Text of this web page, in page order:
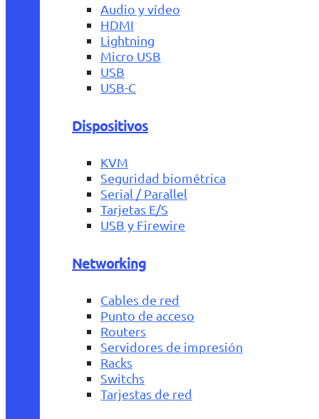
Audio y vídeo
HDMI
Lightning
Micro USB
USB
USB-C
Dispositivos
KVM
Seguridad biométrica
Serial / Parallel
Tarjetas E/S
USB y Firewire
Networking
Cables de red
Punto de acceso
Routers
Servidores de impresión
Racks
Switchs
Tarjestas de red